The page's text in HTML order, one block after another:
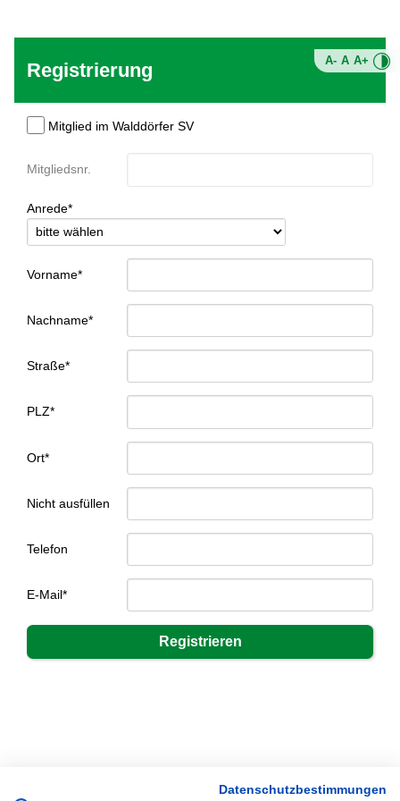
A- A A+
Registrierung
Mitglied im Walddörfer SV
Mitgliedsnr.
Anrede*
Vorname*
Nachname*
Straße*
PLZ*
Ort*
Nicht ausfüllen
Telefon
E-Mail*
Datenschutzbestimmungen